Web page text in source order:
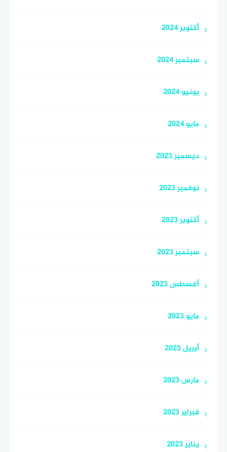
أكتوبر 2024
سبتمبر 2024
يونيو 2024
مايو 2024
ديسمبر 2023
نوفمبر 2023
أكتوبر 2023
سبتمبر 2023
أغسطس 2023
مايو 2023
أبريل 2023
مارس 2023
فبراير 2023
يناير 2023